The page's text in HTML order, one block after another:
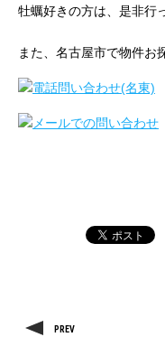
牡蠣好きの方は、是非行
また、名古屋市で物件お
PREV